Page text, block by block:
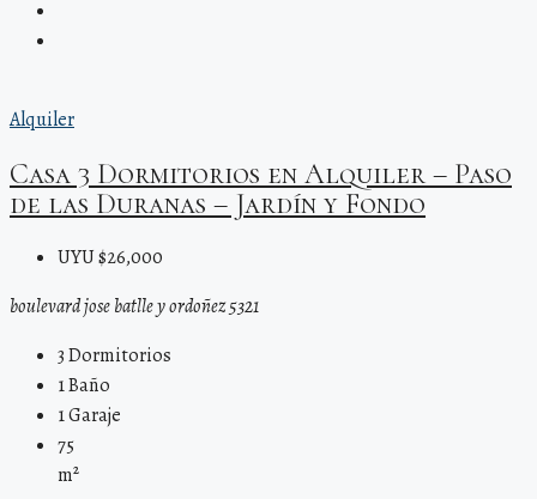
Alquiler
Casa 3 Dormitorios en Alquiler – Paso
de las Duranas – Jardín y Fondo
UYU $26,000
boulevard jose batlle y ordoñez 5321
3Dormitorios
1Baño
1Garaje
75
m²